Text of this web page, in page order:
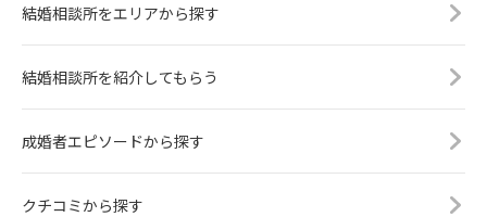
結婚相談所をエリアから探す
結婚相談所を紹介してもらう
成婚者エピソードから探す
クチコミから探す